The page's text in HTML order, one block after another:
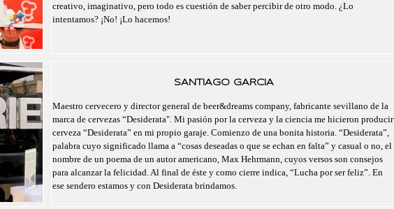
creativo, imaginativo, pero todo es cuestión de saber percibir de otro modo. ¿Lo
intentamos? ¡No! ¡Lo hacemos!
SANTIAGO GARCIA
Maestro cervecero y director general de beer&dreams company, fabricante sevillano de la
marca de cervezas “Desiderata". Mi pasión por la cerveza y la ciencia me hicieron producir
cerveza “Desiderata” en mi propio garaje. Comienzo de una bonita historia. “Desiderata”,
palabra cuyo significado llama a “cosas deseadas o que se echan en falta” y casual o no, el
nombre de un poema de un autor americano, Max Hehrmann, cuyos versos son consejos
para alcanzar la felicidad. Al final de éste y como cierre indica, “Lucha por ser feliz”. En
ese sendero estamos y con Desiderata brindamos.